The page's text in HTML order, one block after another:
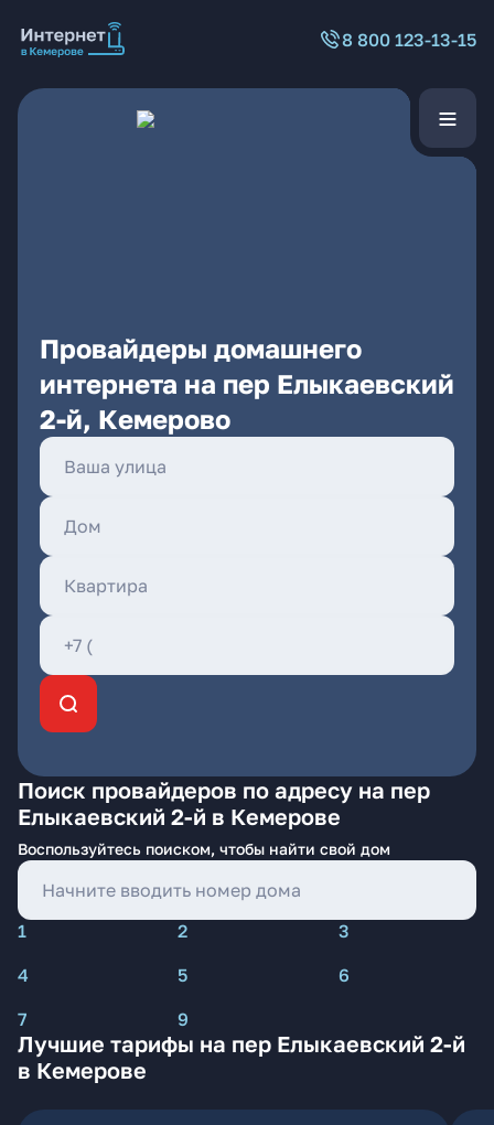
8 800 123-13-15
Провайдеры домашнего
интернета на пер Елыкаевский
2-й, Кемерово
Поиск провайдеров по адресу на пер
Елыкаевский 2-й в Кемерове
Воспользуйтесь поиском, чтобы найти свой дом
1 2
3
4
5
6
7
9
Лучшие тарифы на пер Елыкаевский 2-й
в Кемерове